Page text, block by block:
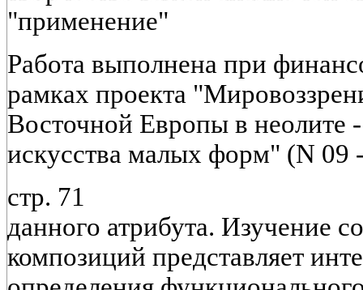
"применение"
Работа выполнена при
рамках проекта
Восточной Европы в неолите
искусства малых форм" (N 09
стр. 71
данного атрибута. Изучение
композиций представляет